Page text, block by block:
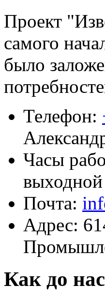
Проект
самого
было
Телефон:
Часы
выходной
Почта:
Адрес:
Как до